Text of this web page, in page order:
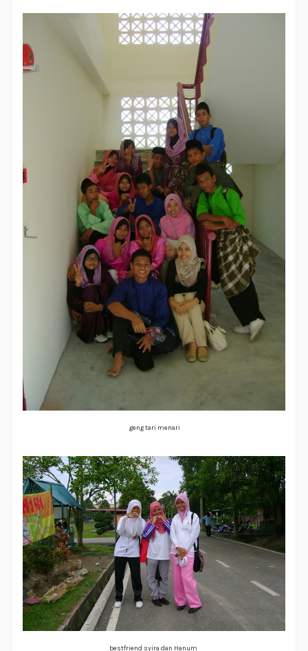
geng tari menari
bestfriend syira dan Hanum